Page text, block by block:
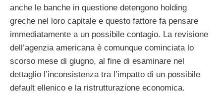
anche le banche in questione detengono holding
greche nel loro capitale e questo fattore fa pensare
immediatamente a un possibile contagio. La revisione
dell’agenzia americana è comunque cominciata lo
scorso mese di giugno, al fine di esaminare nel
dettaglio l’inconsistenza tra l’impatto di un possibile
default ellenico e la ristrutturazione economica.